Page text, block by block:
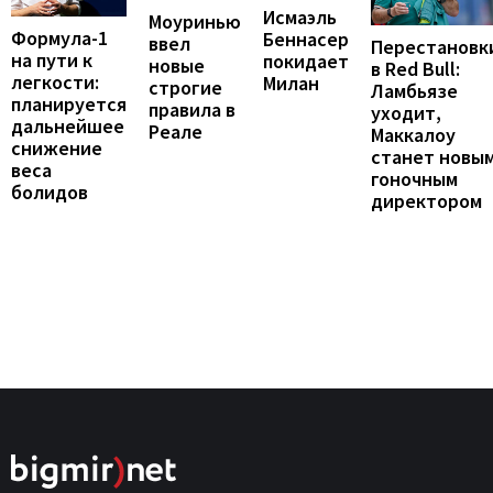
Формула-1
на пути к
легкости:
планируется
дальнейшее
снижение
веса
болидов
Моуринью
ввел
новые
строгие
правила в
Реале
Исмаэль
Беннасер
покидает
Милан
в Red Bull:
Ламбьязе
уходит,
Маккалоу
станет
гоночным
директором